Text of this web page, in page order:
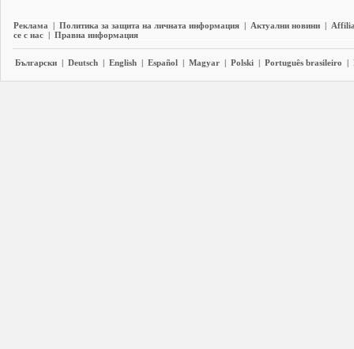
Реклама | Политика за защита на личната информация | Актуални новини |
се с нас | Правна информация
Български | Deutsch | English | Español | Magyar | Polski | Português brasileiro |